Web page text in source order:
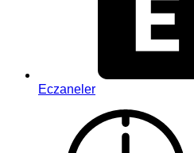
Eczaneler